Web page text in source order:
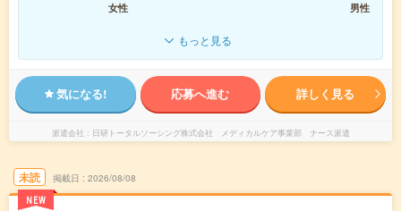
女性
男性
もっと見る
気になる! 応募へ進む 詳しく見る
派遣会社 日研トータルソーシング株式会社 メディカルケア事業部 ナース派遣
未読
NEW
掲載日 2026/08/08